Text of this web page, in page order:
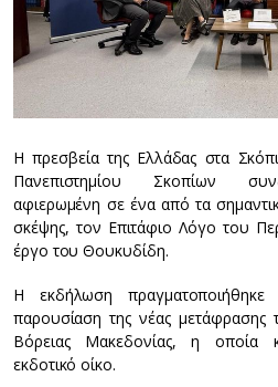
Η πρεσβεία της Ελλάδας στα
Πανεπιστημίου Σκοπίων
αφιερωμένη σε ένα από τα
σκέψης, τον Επιτάφιο Λόγο του
έργο του Θουκυδίδη.
Η εκδήλωση
παρουσίαση της νέας
Βόρειας Μακεδονίας, η οποία
εκδοτικό οίκο.